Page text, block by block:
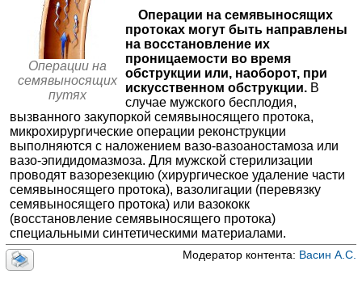
Уро-Про на 40 лет Победы
Краснодар; ул. 40 лет Победы, д. 108 ;
+7(861
..показать
25000-110000₽ Запись
КДС Клиник на Дмитровском шоссе
Москва; Дмитровское шоссе, д. 81; м. Селигерская
27600-66000₽ Запись
XXI век на Комендантском проспекте
Санкт-Петербург; Комендантский пр-т, д. 51, корп. 1; м.
Комендантский проспект
+7(812 ..показать
28500₽ Запись
XXI век на проспекте Маршака
Санкт-Петербург; пр-т Маршака, д. 4
; м. Гражданский проспект
+7(812
Операции на придатке яичка
≈25095₽
Операции на мягких тканях мошонки
✚Операции на яичке ≈40433₽
Операции на
семявыносящих
путях
Операции на семявыносящих
протоках могут быть направлены
на восстановление их
проницаемости во время
обструкции или, наоборот, при
искусственном обструкции. В
случае мужского бесплодия,
вызванного закупоркой семявыносящего протока,
микрохирургические операции реконструкции
выполняются с наложением вазо-вазоаностамоза или
вазо-эпидидомазмоза. Для мужской стерилизации
проводят вазорезекцию (хирургическое удаление части
семявыносящего протока), вазолигации (перевязку
семявыносящего протока) или вазококк
(восстановление семявыносящего протока)
специальными синтетическими материалами.
Модератор контента: Васин А.С.